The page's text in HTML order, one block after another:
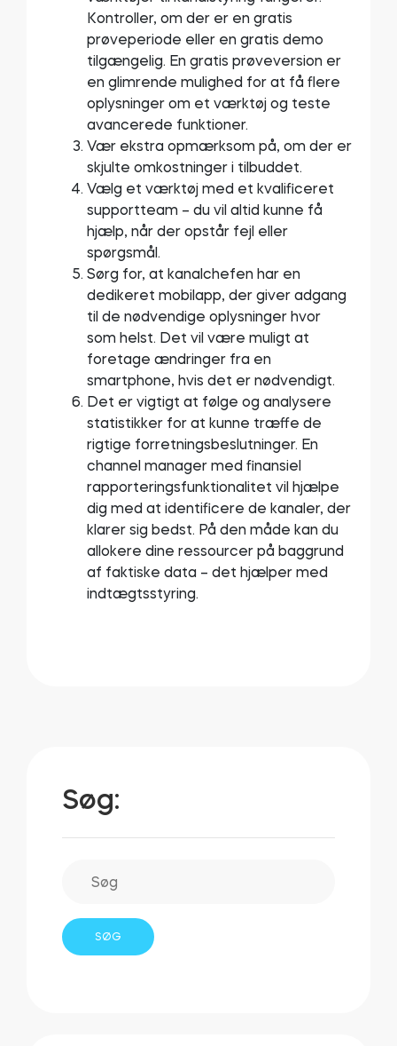
Kontroller, om der er en gratis
prøveperiode eller en gratis demo
tilgængelig. En gratis prøveversion er
en glimrende mulighed for at få flere
oplysninger om et værktøj og teste
avancerede funktioner.
Vær ekstra opmærksom på, om der er
skjulte omkostninger i tilbuddet.
Vælg et værktøj med et kvalificeret
supportteam – du vil altid kunne få
hjælp, når der opstår fejl eller
spørgsmål.
Sørg for, at kanalchefen har en
dedikeret mobilapp, der giver adgang
til de nødvendige oplysninger hvor
som helst. Det vil være muligt at
foretage ændringer fra en
smartphone, hvis det er nødvendigt.
Det er vigtigt at følge og analysere
statistikker for at kunne træffe de
rigtige forretningsbeslutninger. En
channel manager med finansiel
rapporteringsfunktionalitet vil hjælpe
dig med at identificere de kanaler, der
klarer sig bedst. På den måde kan du
allokere dine ressourcer på baggrund
af faktiske data – det hjælper med
indtægtsstyring.
Søg: